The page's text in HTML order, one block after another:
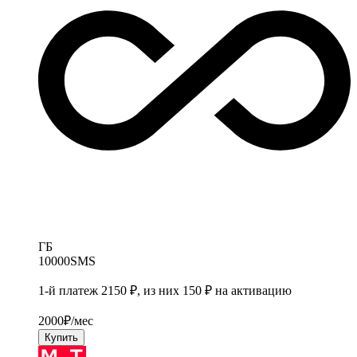
ГБ
10000SMS
1-й платеж 2150 ₽, из них 150 ₽ на активацию
2000₽/мес
Купить